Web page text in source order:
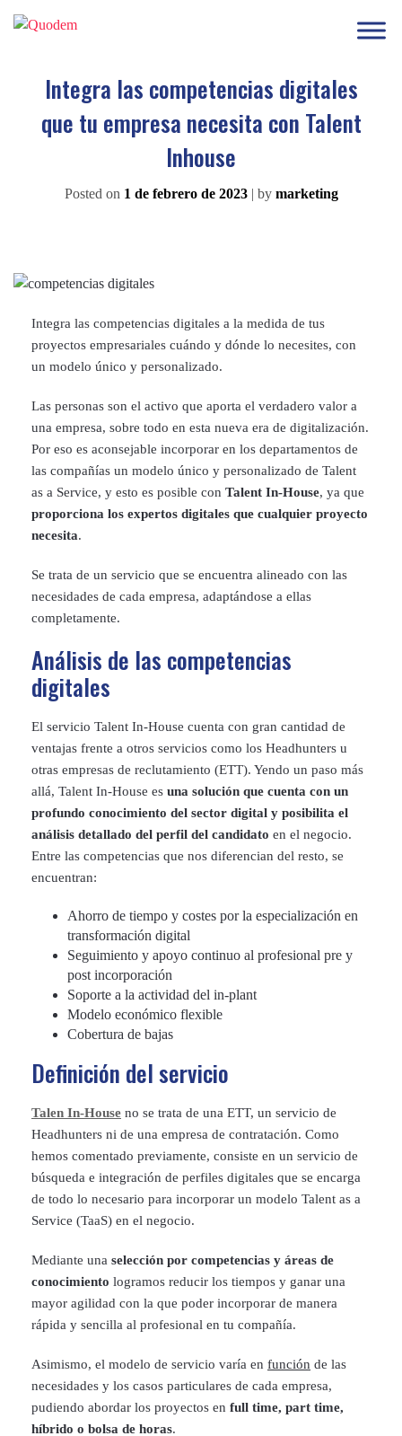
Integra las competencias digitales
que tu empresa necesita con Talent
Inhouse
Posted on 1 de febrero de 2023| by marketing
Integra las competencias digitales a la medida de tus
proyectos empresariales cuándo y dónde lo necesites, con
un modelo único y personalizado.
Las personas son el activo que aporta el verdadero valor a
una empresa, sobre todo en esta nueva era de digitalización.
Por eso es aconsejable incorporar en los departamentos de
las compañías un modelo único y personalizado de Talent
as a Service, y esto es posible con Talent In-House, ya que
proporciona los expertos digitales que cualquier proyecto
necesita.
Se trata de un servicio que se encuentra alineado con las
necesidades de cada empresa, adaptándose a ellas
completamente.
Análisis de las competencias
digitales
El servicio Talent In-House cuenta con gran cantidad de
ventajas frente a otros servicios como los Headhunters u
otras empresas de reclutamiento (ETT). Yendo un paso más
allá, Talent In-House es una solución que cuenta con un
profundo conocimiento del sector digital y posibilita el
análisis detallado del perfil del candidato en el negocio.
Entre las competencias que nos diferencian del resto, se
encuentran:
Ahorro de tiempo y costes por la especialización en
transformación digital
Seguimiento y apoyo continuo al profesional pre y
post incorporación
Soporte a la actividad del in-plant
Modelo económico flexible
Cobertura de bajas
Definición del servicio
Talen In-House no se trata de una ETT, un servicio de
Headhunters ni de una empresa de contratación. Como
hemos comentado previamente, consiste en un servicio de
búsqueda e integración de perfiles digitales que se encarga
de todo lo necesario para incorporar un modelo Talent as a
Service (TaaS) en el negocio.
Mediante una selección por competencias y áreas de
conocimiento logramos reducir los tiempos y ganar una
mayor agilidad con la que poder incorporar de manera
rápida y sencilla al profesional en tu compañía.
Asimismo, el modelo de servicio varía en función de las
necesidades y los casos particulares de cada empresa,
pudiendo abordar los proyectos en full time, part time,
híbrido o bolsa de horas.